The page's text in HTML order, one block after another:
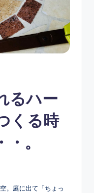
るハー
くる時
。
。庭に出て「ちょっ